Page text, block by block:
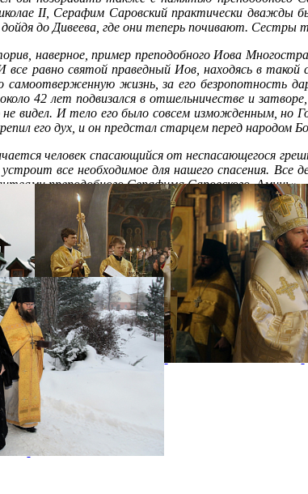
II, Серафим Саровский практически дважды
до Дивеева, где они теперь почивают.
наверное, пример преподобного Иова
равно святой праведный Иов, находясь в
самоотверженную жизнь, за его безропотность
42 лет подвизался в отшельничестве и
видел. И тело его было совсем изможденным, но
его дух, и он предстал старцем перед
человек спасающийся от неспасающегося
все необходимое для нашего спасения.
преподобного Серафима Саровского. Аминь».